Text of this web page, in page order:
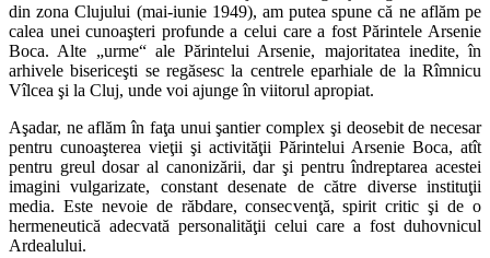
din zona Clujului (mai-iunie 1949), am putea spune că ne aflăm pe
calea unei cunoaşteri profunde a celui care a fost Părintele Arsenie
Boca. Alte „urme“ ale Părintelui Arsenie, majoritatea inedite, în
arhivele bisericeşti se regăsesc la centrele eparhiale de la Rîmnicu
Vîlcea şi la Cluj, unde voi ajunge în viitorul apropiat.
Aşadar, ne aflăm în faţa unui şantier complex şi deosebit de necesar
pentru cunoaşterea vieţii şi activităţii Părintelui Arsenie Boca, atît
pentru greul dosar al canonizării, dar şi pentru îndreptarea acestei
imagini vulgarizate, constant desenate de către diverse instituţii
media. Este nevoie de răbdare, consecvenţă, spirit critic şi de o
hermeneutică adecvată personalităţii celui care a fost duhovnicul
Ardealului.